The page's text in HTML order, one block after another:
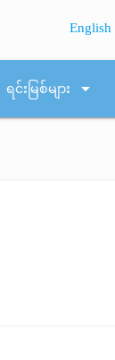
English
ရင်းမြစ်များ arrow_drop_down